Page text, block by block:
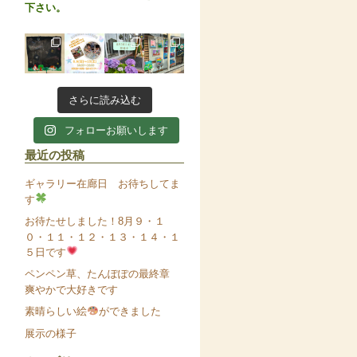
下さい。
さらに読み込む
フォローお願いします
最近の投稿
ギャラリー在廊日 お待ちしてま
す
お待たせしました！8月９・１
０・１１・１２・１３・１４・１
５日です
ペンペン草、たんぽぽの最終章
爽やかで大好きです
素晴らしい絵
ができました
展示の様子